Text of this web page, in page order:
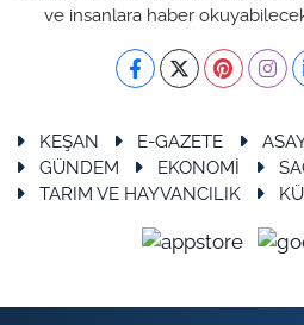
ve insanlara haber
KEŞAN E-GAZETE
GÜNDEM
EKONOMİ
TARIM VE HAYVANCILIK